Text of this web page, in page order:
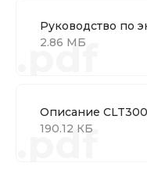
Руководство по
2.86 МБ
.pdf
Описание
190.12 КБ
.pdf